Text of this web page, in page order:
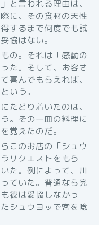
と言われる理由は、
に、その食材の天性
するまで何度でも試
協はない。
の。それは「感動の
た。そして、お客さ
喜んでもらえれば、
いう。
たどり着いたのは、
。その一皿の料理に
覚えたのだ。
このお店の「シュウ
リクエストをもら
た。例によって、川
ていた。普通なら完
彼は妥協しなかっ
シュウヨッで客を唸